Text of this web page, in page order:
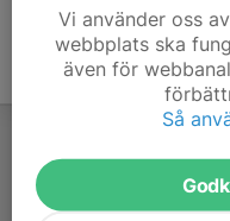
Vi använder oss
webbplats ska
även för
Så